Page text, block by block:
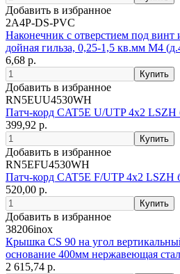
Добавить в избранное
2A4P-DS-PVC
Наконечник с отверстием под
дойная гильза, 0,25-1,5 кв.мм М4
6,68 р.
Добавить в избранное
RN5EUU4530WH
Патч-корд CAT5E U/UTP 4х2
399,92 р.
Добавить в избранное
RN5EFU4530WH
Патч-корд CAT5E F/UTP 4х2 LSZH
520,00 р.
Добавить в избранное
38206inox
Крышка CS 90 на угол
основание 400мм нержавеющая
2 615,74 р.